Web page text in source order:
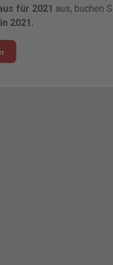
für 2021 aus, buchen
2021.